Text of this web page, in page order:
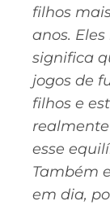
filhos
anos.
significa
jogos de
filhos e
esse
Também
em dia,